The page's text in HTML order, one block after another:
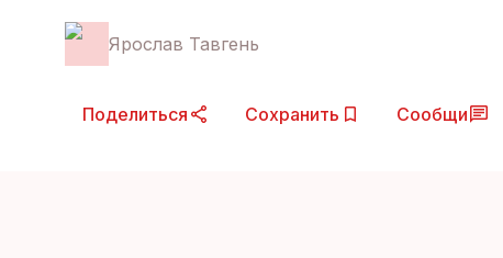
Ярослав Тавгень
Поделиться Сохранить Сообщи